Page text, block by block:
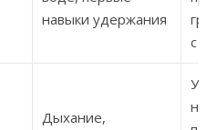
навыки удержания
с
Дыхание,
на